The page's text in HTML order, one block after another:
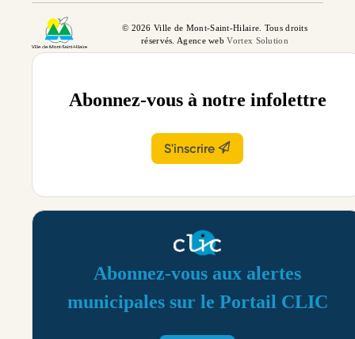
© 2026 Ville de Mont-Saint-Hilaire. Tous droits
réservés. Agence webVortex Solution
Abonnez-vous à notre infolettre
S'inscrire
Abonnez-vous aux alertes
municipales sur le Portail CLIC